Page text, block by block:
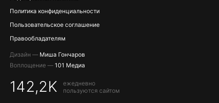
Политика конфиденциальности
Пользовательское соглашение
Правообладателям
Дизайн — Миша Гончаров
Воплощение — 101 Медиа
142,2K
ежедневно
пользуются сайтом